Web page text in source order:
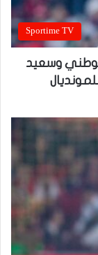
Sportime TV
وسعيد